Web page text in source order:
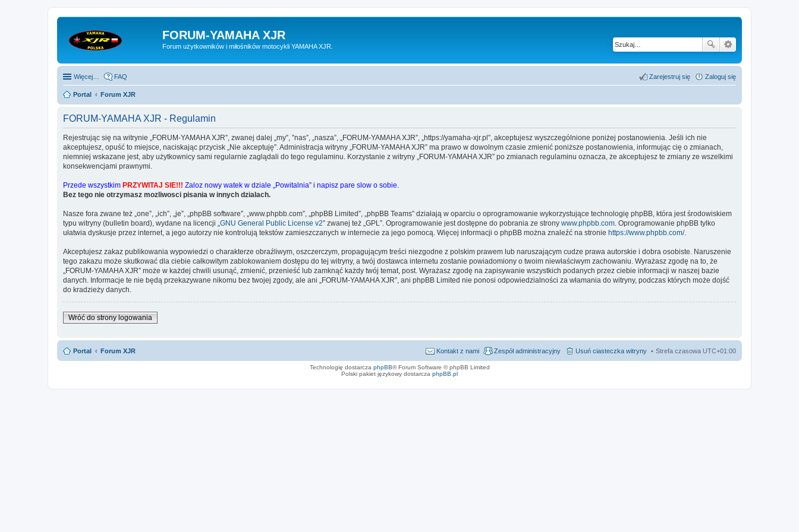
FORUM-YAMAHA XJR
Forum użytkowników i miłośników motocykli YAMAHA XJR.
Więcej… FAQ Zaloguj się
Zarejestruj się
Portal Forum XJR
FORUM-YAMAHA XJR - Regulamin
Rejestrując się na witrynie „FORUM-YAMAHA XJR”, zwanej dalej „my”, ”nas”, „nasza”, „FORUM-YAMAHA XJR”, „https://yamaha-xjr.pl”, akceptujesz wyszczególnione poniżej postanowienia. Jeśli ich nie
akceptujesz, opuść to miejsce, naciskając przycisk „Nie akceptuję”. Administracja witryny „FORUM-YAMAHA XJR” ma prawo w dowolnym czasie zmienić poniższe postanowienia, informując cię o zmianach,
niemniej wskazane jest, aby użytkownicy sami regularnie zaglądali do tego regulaminu. Korzystanie z witryny „FORUM-YAMAHA XJR” po zmianach regulaminu oznacza, że akceptujesz te zmiany ze wszelkimi
konsekwencjami prawnymi.
Przede wszystkim PRZYWITAJ SIE!!! Zaloz nowy watek w dziale „Powitalnia” i napisz pare slow o sobie.
Bez tego nie otrzymasz mozliwosci pisania w innych dzialach.
Nasze fora zwane też „one”, „ich”, „je”, „phpBB software”, „www.phpbb.com”, „phpBB Limited”, „phpBB Teams” działają w oparciu o oprogramowanie wykorzystujące technologię phpBB, która jest środowiskiem
typu witryny (bulletin board), wydane na licencji „ GNU General Public License v2” zwanej też „GPL”. Oprogramowanie jest dostępne do pobrania ze strony www.phpbb.com . Oprogramowanie phpBB tylko
ułatwia dyskusje przez internet, a jego autorzy nie kontrolują tekstów zamieszczanych w internecie za jego pomocą. Więcej informacji o phpBB można znaleźć na stronie https://www.phpbb.com/.
Akceptujesz zakaz publikowania wypowiedzi o charakterze obraźliwym, oszczerczym, propagującym treści niezgodne z polskim prawem lub naruszającym cudze prawa autorskie i dobra osobiste. Naruszenie
tego zakazu może skutkować dla ciebie całkowitym zablokowaniem dostępu do tej witryny, a twój dostawca internetu zostanie powiadomiony o twoim niewłaściwym zachowaniu. Wyrażasz zgodę na to, że
„FORUM-YAMAHA XJR” może w każdej chwili usunąć, zmienić, przenieść lub zamknąć każdy twój temat, post. Wyrażasz zgodę na zapisywanie wszystkich podanych przez ciebie informacji w naszej bazie
danych. Informacje te nie będą przekazywane nikomu bez twojej zgody, ale ani „FORUM-YAMAHA XJR”, ani phpBB Limited nie ponosi odpowiedzialności za włamania do witryny, podczas których może dojść
do kradzieży danych.
Wróć do strony logowania
Portal Forum XJR Strefa czasowa UTC+01:00
Usuń ciasteczka witryny
Zespół administracyjny
Kontakt z nami
Technologię dostarcza phpBB® Forum Software © phpBB Limited
Polski pakiet językowy dostarcza phpBB.pl